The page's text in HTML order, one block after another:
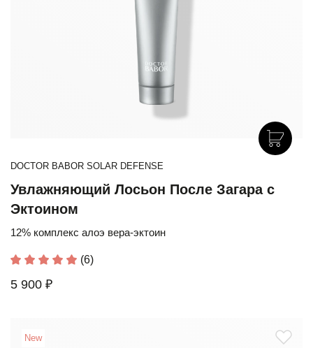
DOCTOR BABOR SOLAR DEFENSE
Увлажняющий Лосьон После Загара с
Эктоином
12% комплекс алоэ вера-эктоин
(6)
5 900 ₽
New